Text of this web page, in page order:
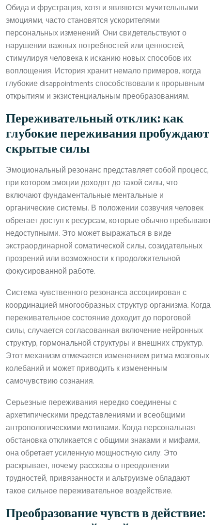
Обида и фрустрация, хотя и являются мучительными
эмоциями, часто становятся ускорителями
персональных изменений. Они свидетельствуют о
нарушении важных потребностей или ценностей,
стимулируя человека к исканию новых способов их
воплощения. История хранит немало примеров, когда
глубокие disappointments способствовали к прорывным
открытиям и экзистенциальным преобразованиям.
Переживательный отклик: как
глубокие переживания пробуждают
скрытые силы
Эмоциональный резонанс представляет собой процесс,
при котором эмоции доходят до такой силы, что
включают фундаментальные ментальные и
органические системы. В положении созвучия человек
обретает доступ к ресурсам, которые обычно пребывают
недоступными. Это может выражаться в виде
экстраординарной соматической силы, созидательных
прозрений или возможности к продолжительной
фокусированной работе.
Система чувственного резонанса ассоциирован с
координацией многообразных структур организма. Когда
переживательное состояние доходит до пороговой
силы, случается согласованная включение нейронных
структур, гормональной структуры и внешних структур.
Этот механизм отмечается изменением ритма мозговых
колебаний и может приводить к измененным
самочувствию сознания.
Серьезные переживания нередко соединены с
архетипическими представлениями и всеобщими
антропологическими мотивами. Когда персональная
обстановка откликается с общими знаками и мифами,
она обретает усиленную мощностную силу. Это
раскрывает, почему рассказы о преодолении
трудностей, привязанности и альтруизме обладают
такое сильное переживательное воздействие.
Преобразование чувств в действие: